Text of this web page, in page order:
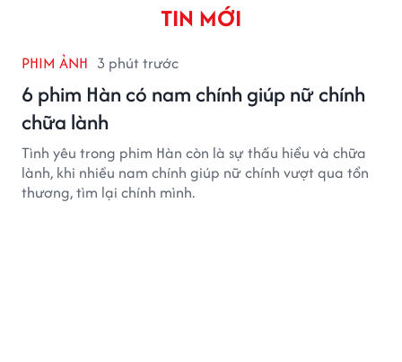
TIN MỚI
PHIM ẢNH 3 phút trước
6 phim Hàn có nam chính giúp nữ chính
chữa lành
Tình yêu trong phim Hàn còn là sự thấu hiểu và chữa
lành, khi nhiều nam chính giúp nữ chính vượt qua tổn
thương, tìm lại chính mình.